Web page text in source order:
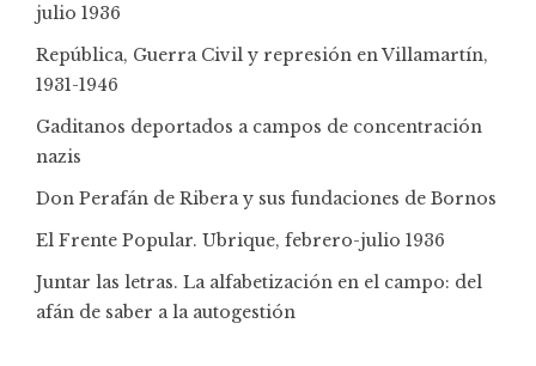
julio 1936
República, Guerra Civil y represión en Villamartín,
1931-1946
Gaditanos deportados a campos de concentración
nazis
Don Perafán de Ribera y sus fundaciones de Bornos
El Frente Popular. Ubrique, febrero-julio 1936
Juntar las letras. La alfabetización en el campo: del
afán de saber a la autogestión